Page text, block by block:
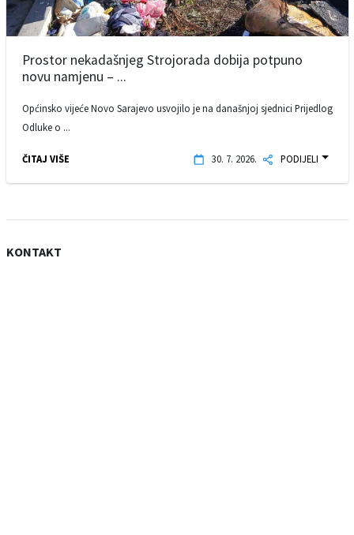
Prostor nekadašnjeg Strojorada dobija potpuno
novu namjenu – ...
Općinsko vijeće Novo Sarajevo usvojilo je na današnjoj sjednici Prijedlog
Odluke o ...
ČITAJ VIŠE 30. 7. 2026. PODIJELI
KONTAKT